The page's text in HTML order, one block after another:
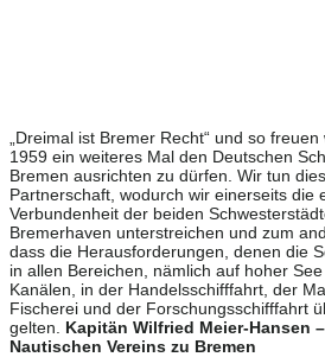
„Dreimal ist Bremer Recht“ und so
1959 ein weiteres Mal den Deutschen
Bremen ausrichten zu dürfen. Wir tun
Partnerschaft, wodurch wir einerseits die
Verbundenheit der beiden
Bremerhaven unterstreichen und zum
dass die Herausforderungen, denen die
in allen Bereichen, nämlich auf hoher
Kanälen, in der Handelsschifffahrt, der
Fischerei und der Forschungsschifffahrt
gelten. Kapitän Wilfried Meier-Hansen
Nautischen Vereins zu Bremen